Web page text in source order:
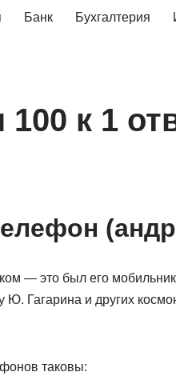
Банк Бухгалтерия
к 1
— это был его
Гагарина и других
таковы: